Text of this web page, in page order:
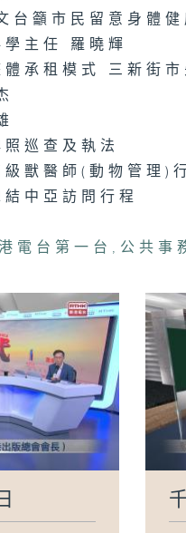
千禧
日
日
台籲市民留意身體健
主任 羅曉輝
承租模式 三新街市
巡查及執法
獸醫師(動物管理)
中亞訪問行程
電台第一台 , 公共事